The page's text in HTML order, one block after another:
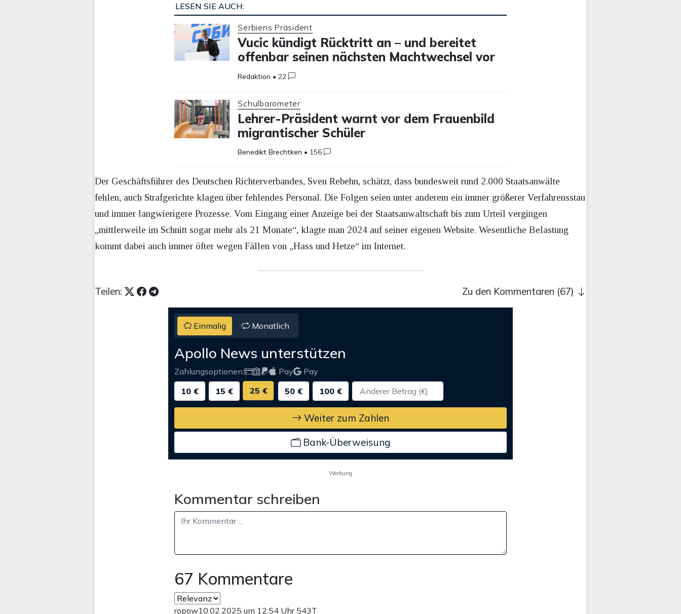
LESEN SIE AUCH:
Serbiens Präsident
Vucic kündigt Rücktritt an – und bereitet
offenbar seinen nächsten Machtwechsel vor
Redaktion •22
Schulbarometer
Lehrer-Präsident warnt vor dem Frauenbild
migrantischer Schüler
Benedikt Brechtken • 156
Der Geschäftsführer des Deutschen Richterverbandes, Sven Rebehn, schätzt, dass bundesweit rund 2.000 Staatsanwälte
fehlen, auch Strafgerichte klagen über fehlendes Personal. Die Folgen seien unter anderem ein immer größerer Verfahrensstau
und immer langwierigere Prozesse. Vom Eingang einer Anzeige bei der Staatsanwaltschaft bis zum Urteil vergingen
„mittlerweile im Schnitt sogar mehr als 21 Monate“, klagte man 2024 auf seiner eigenen Website. Wesentliche Belastung
kommt dabei auch immer öfter wegen Fällen von „Hass und Hetze“ im Internet.
Teilen: Zu den Kommentaren (67)
Einmalig Monatlich
Apollo News unterstützen
Zahlungsoptionen: Pay
Pay
10 €
15 € 25 € 50 € 100 €
Weiter zum Zahlen
Bank-Überweisung
Werbung
Kommentar schreiben
67 Kommentare
ropow10.02.2025 um 12:54 Uhr 543T